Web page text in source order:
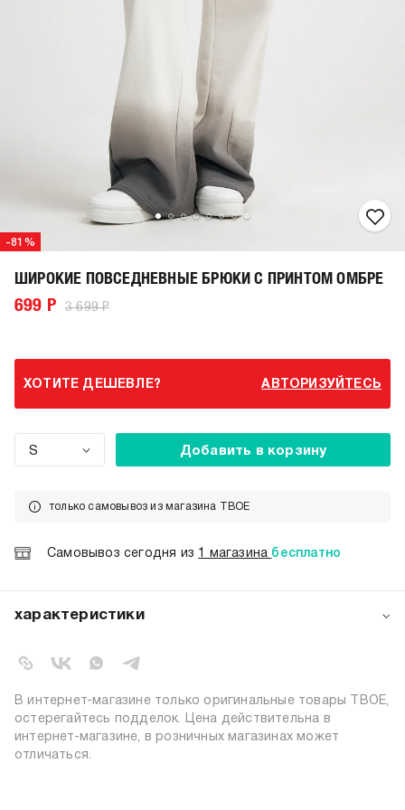
-81%
ШИРОКИЕ ПОВСЕДНЕВНЫЕ БРЮКИ С ПРИНТОМ ОМБРЕ
699 Р 3 699 Р
ХОТИТЕ ДЕШЕВЛЕ? АВТОРИЗУЙТЕСЬ
S Добавить в корзину
только самовывоз из магазина ТВОЕ
Самовывоз сегодня из 1 магазина бесплатно
характеристики
коллекция:
вид застежки:
резинка
цвет:
белый
состав:
100% хлопок
В интернет-магазине только оригинальные товары ТВОЕ,
остерегайтесь подделок. Цена действительна в
интернет-магазине, в розничных магазинах может
отличаться.